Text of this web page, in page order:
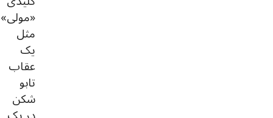
«مولی»
مثل
یک
عقاب
تابو
شکن